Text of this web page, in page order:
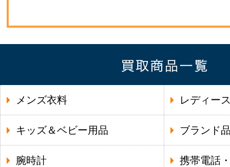
メンズ衣料 レディー
キッズ＆ベビー用品 ブランド
腕時計 携帯電話